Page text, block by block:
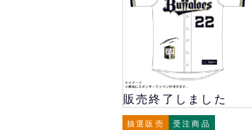
販売終了しました
抽選販売 受注商品